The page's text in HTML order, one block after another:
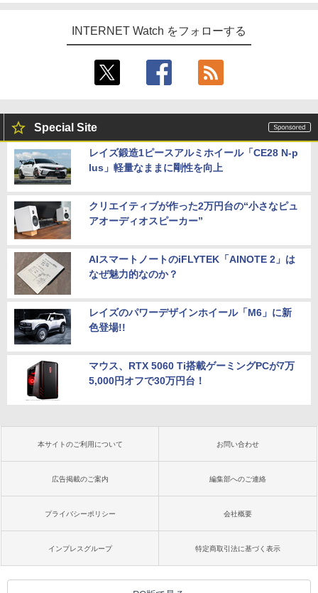
INTERNET Watch をフォローする
Special Site
レイズ鍛造1ピースアルミホイール「CE28 N-p
lus」軽量なままに剛性を向上
クリエイティブが作った2万円台の“小さなピュ
アオーディオスピーカー”
AIスマートノートのiFLYTEK「AINOTE 2」は
なぜ魅力的なのか？
レイズのパワーデザインホイール「M6」に新
色登場!!
マウス、RTX 5060 Ti搭載ゲーミングPCが7万
5,000円オフで30万円台！
本サイトのご利用について お問い合わせ
広告掲載のご案内 編集部へのご連絡
プライバシーポリシー 会社概要
インプレスグループ 特定商取引法に基づく表示